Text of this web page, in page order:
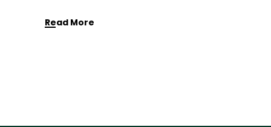
Read More